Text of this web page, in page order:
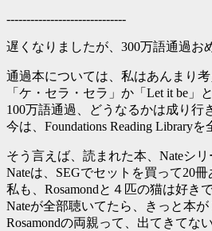
------------------------------
遅くなりましたが、300万語通過お
通過本については、私はあんまり
「ケ・セラ・セラ」か「Let it be」
100万語通過、どうなるかは成り行
今は、Foundations Reading Library
そう言えば、読まれた本、Nateシ
Nateは、SEGでセットを買って20
私も、Rosamondと４匹の猫は好き
Nateが全部聴いてたら、きっと本
Rosamondの両親って、出てきてな